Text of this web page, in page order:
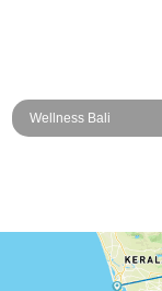
Ende
und
brauchte
einen
Wellness Bali